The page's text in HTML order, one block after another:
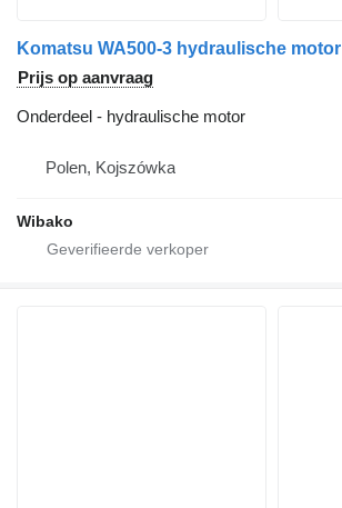
Komatsu WA500-3 hydraulische motor
Prijs op aanvraag
Onderdeel - hydraulische motor
Polen, Kojszówka
Wibako